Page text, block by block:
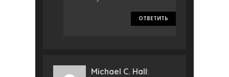
ОТВЕТИТЬ
Michael C. Hall: